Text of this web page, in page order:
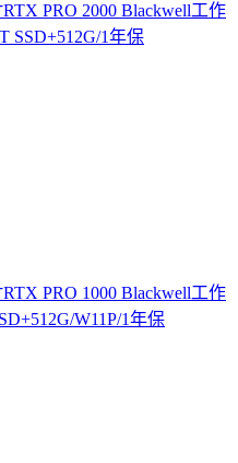
PRO 2000 Blackwell工作
SSD+512G/1年保
PRO 1000 Blackwell工作
W11P/1年保